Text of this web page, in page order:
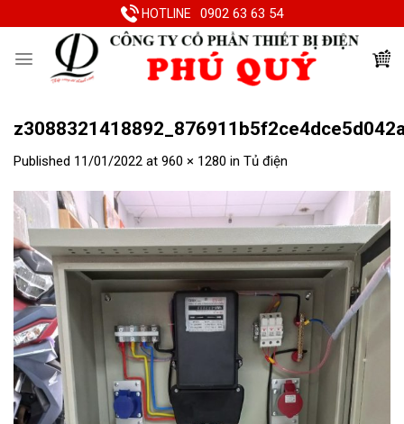
to
HOTLINE 0902 63 63 54
Published 11/01/2022 at 960 × 1280 in Tủ điện